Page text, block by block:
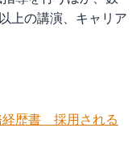
上の講演、キャリア
経歴書 採用される